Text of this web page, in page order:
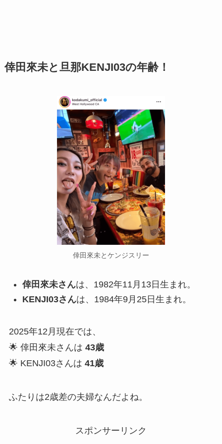
倖田來未と旦那KENJI03の年齢！
倖田來未とケンジスリー
倖田來未さんは、1982年11月13日生まれ。
KENJI03さんは、1984年9月25日生まれ。
2025年12月現在では、
🌟 倖田來未さんは 43歳
🌟 KENJI03さんは 41歳
ふたりは2歳差の夫婦なんだよね。
スポンサーリンク